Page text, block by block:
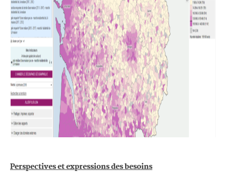
Perspectives et expressions des besoins